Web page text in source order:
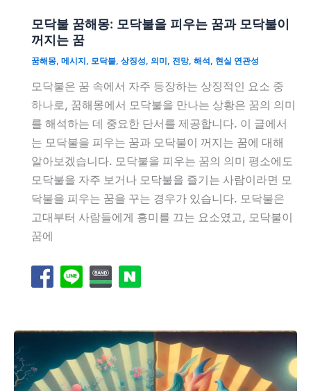
모닥불 꿈해몽: 모닥불을 피우는 꿈과 모닥불이
꺼지는 꿈
꿈해몽, 메시지 , 모닥불, 상징성, 의미 , 전망, 해석 , 현실 연관성
모닥불은 꿈 속에서 자주 등장하는 상징적인 요소 중
하나로, 꿈해몽에서 모닥불을 만나는 상황은 꿈의 의미
를 해석하는 데 중요한 단서를 제공합니다. 이 글에서
는 모닥불을 피우는 꿈과 모닥불이 꺼지는 꿈에 대해
알아보겠습니다. 모닥불을 피우는 꿈의 의미 평소에도
모닥불을 자주 보거나 모닥불을 즐기는 사람이라면 모
닥불을 피우는 꿈을 꾸는 경우가 있습니다. 모닥불은
고대부터 사람들에게 흥미를 끄는 요소였고, 모닥불이
꿈에